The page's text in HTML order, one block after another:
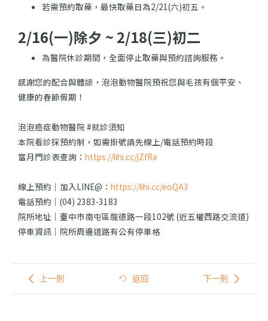
若需預約取藥，最快取藥日為2/21(六)初五。
2/16(一)除夕 ~ 2/18(三)初二
為醫院休診期間，全面停止取藥與預約諮詢服務。
感謝您的配合與體諒，泡泡動物醫院預祝您與毛孩有個平安、
健康的春節假期！
泡泡癌症動物醫院 #就診須知
本院看診採預約制，如需掛號請先線上/電話預約時段
當月門診表查詢： https://lihi.cc/jZfRa
線上預約｜加入LINE@： https://lihi.cc/eoQA3
電話預約｜(04) 2383-3183
院所地址｜臺中市南屯區龍德路一段102號 (近五權西路交流道)
停車資訊｜院所周邊道路有公有停車格
上一則 返回 下一則